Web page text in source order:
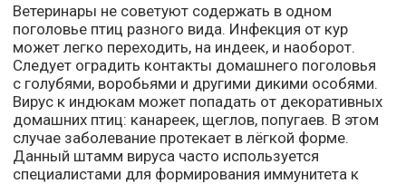
Ветеринары не советуют содержать в одном
поголовье птиц разного вида. Инфекция от кур
может легко переходить, на индеек, и наоборот.
Следует оградить контакты домашнего поголовья
с голубями, воробьями и другими дикими особями.
Вирус к индюкам может попадать от декоративных
домашних птиц: канареек, щеглов, попугаев. В этом
случае заболевание протекает в лёгкой форме.
Данный штамм вируса часто используется
специалистами для формирования иммунитета к